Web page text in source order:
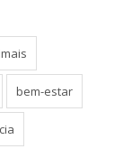
bem-estar